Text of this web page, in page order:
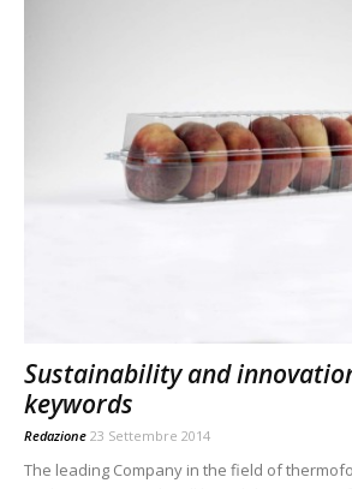
Sustainability and
keywords
Redazione 23 Settembre 2014
The leading Company in the field of